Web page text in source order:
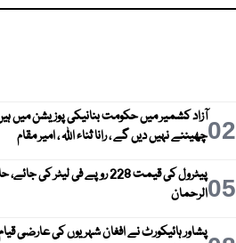
02آزاد کشمیر میں حکومت بنانیکی پوزیشن میں
چھیننے نہیں دیں گے ، رانا ثناء اللہ ، امیر مقام
05
پیٹرول کی قیمت 228 روپے فی لیٹر کی
الرحمان
پشاور ہائیکورٹ نے افغان شہریوں کی عارضی